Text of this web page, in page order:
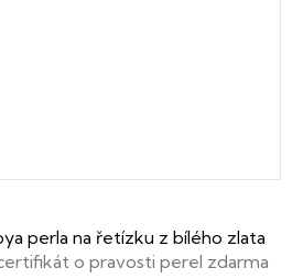
perla na řetízku z bílého zlata
o pravosti perel zdarma